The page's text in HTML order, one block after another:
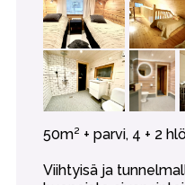
50m² + parvi, 4 + 2
Viihtyisä ja